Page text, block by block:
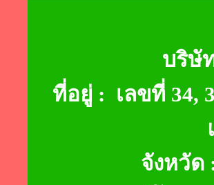
บริษั
ที่อยู่ : เลขที่ 34,
จังหวั